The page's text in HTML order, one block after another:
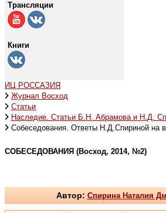
Трансляции
Книги
ИЦ РОССАЗИЯ
Журнал Восход
Статьи
Наследие. Статьи Б.Н. Абрамова и Н.Д.
Собеседования. Ответы Н.Д.Спириной на
СОБЕСЕДОВАНИЯ (Восход, 2014, №2)
Автор: Спирина Наталия